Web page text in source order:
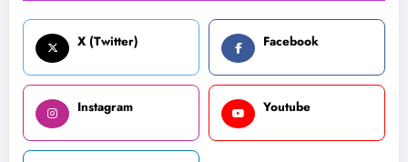
X (Twitter) Facebook
Instagram Youtube